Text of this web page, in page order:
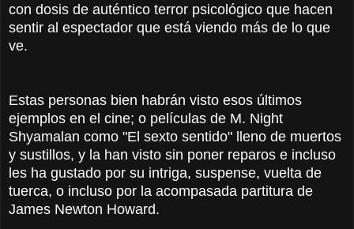
con dosis de auténtico terror psicológico que hacen
sentir al espectador que está viendo más de lo que
ve.
Estas personas bien habrán visto esos últimos
ejemplos en el cine; o películas de M. Night
Shyamalan como "El sexto sentido" lleno de muertos
y sustillos, y la han visto sin poner reparos e incluso
les ha gustado por su intriga, suspense, vuelta de
tuerca, o incluso por la acompasada partitura de
James Newton Howard.